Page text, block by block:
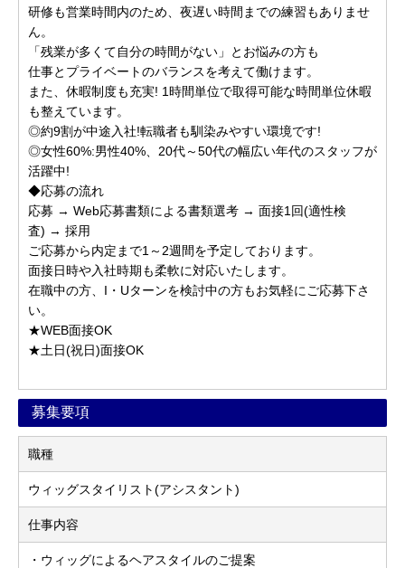
研修も営業時間内のため、夜遅い時間までの練習もありませ
ん。
「残業が多くて自分の時間がない」とお悩みの方も
仕事とプライベートのバランスを考えて働けます。
また、休暇制度も充実! 1時間単位で取得可能な時間単位休暇
も整えています。
◎約9割が中途入社!転職者も馴染みやすい環境です!
◎女性60%:男性40%、20代～50代の幅広い年代のスタッフが
活躍中!
◆応募の流れ
応募 → Web応募書類による書類選考 → 面接1回(適性検
査) → 採用
ご応募から内定まで1～2週間を予定しております。
面接日時や入社時期も柔軟に対応いたします。
在職中の方、I・Uターンを検討中の方もお気軽にご応募下さ
い。
★WEB面接OK
★土日(祝日)面接OK
募集要項
職種
ウィッグスタイリスト(アシスタント)
仕事内容
・ウィッグによるヘアスタイルのご提案